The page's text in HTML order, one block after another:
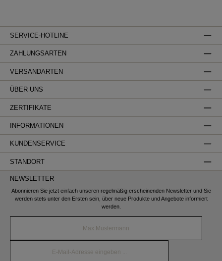
SERVICE-HOTLINE
ZAHLUNGSARTEN
VERSANDARTEN
ÜBER UNS
ZERTIFIKATE
INFORMATIONEN
KUNDENSERVICE
STANDORT
NEWSLETTER
Abonnieren Sie jetzt einfach unseren regelmäßig erscheinenden Newsletter und Sie
werden stets unter den Ersten sein, über neue Produkte und Angebote informiert
werden.
Mail-